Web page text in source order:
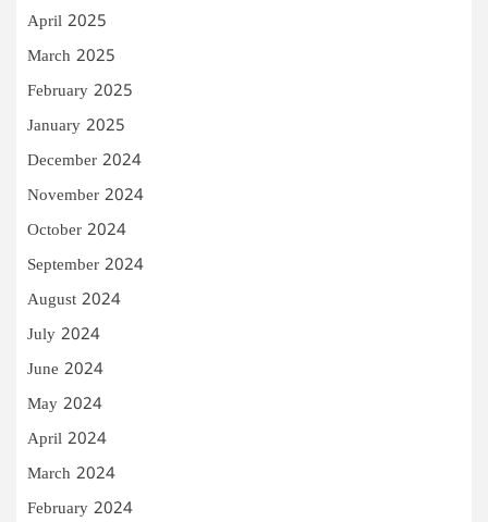
April 2025
March 2025
February 2025
January 2025
December 2024
November 2024
October 2024
September 2024
August 2024
July 2024
June 2024
May 2024
April 2024
March 2024
February 2024